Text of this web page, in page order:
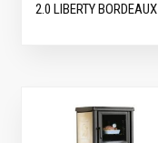
2.0 LIBERTY BORDEAUX